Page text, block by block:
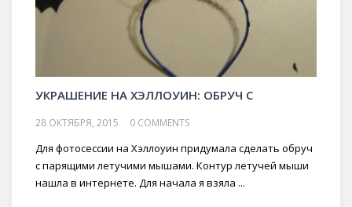
УКРАШЕНИЕ НА ХЭЛЛОУИН: ОБРУЧ С
28 ОКТЯБРЯ, 2015 0 COMMENTS
Для фотосессии на Хэллоуин придумала сделать обруч
с парящими летучими мышами. Контур летучей мыши
нашла в интернете. Для начала я взяла ...